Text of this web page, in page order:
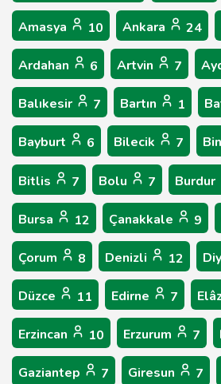
Amasya 10 Ankara 24
Ardahan 6 Artvin 7
Balıkesir 7 Bartın 1
Bayburt 6 Bilecik 7
Bitlis 7 Bolu 7 Burdur
Bursa 12 Çanakkale 9
Çorum 8 Denizli 12
Düzce 11 Edirne 7
Erzincan 10 Erzurum 7
Gaziantep 7 Giresun 7